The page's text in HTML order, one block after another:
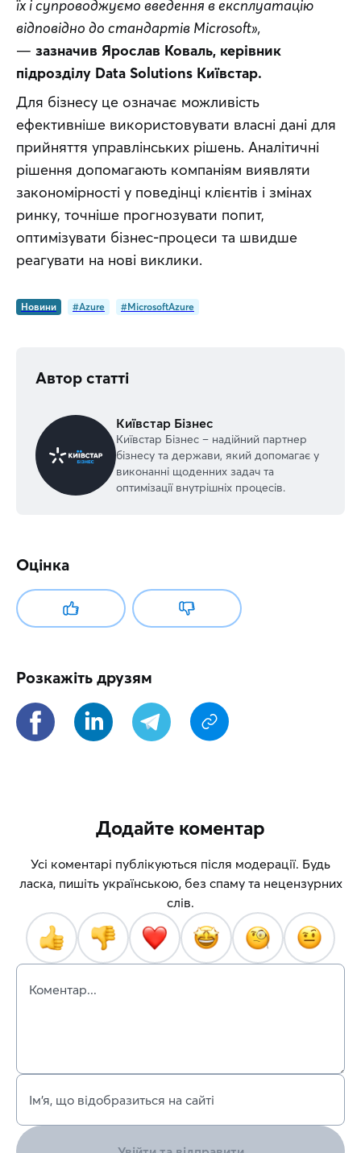
їх і супроводжуємо введення в експлуатацію
відповідно до стандартів Microsoft»,
— зазначив Ярослав Коваль, керівник
підрозділу Data Solutions Київстар.
Для бізнесу це означає можливість
ефективніше використовувати власні дані для
прийняття управлінських рішень. Аналітичні
рішення допомагають компаніям виявляти
закономірності у поведінці клієнтів і змінах
ринку, точніше прогнозувати попит,
оптимізувати бізнес-процеси та швидше
реагувати на нові виклики.
Новини #Azure #MicrosoftAzure
Автор статті
Київстар Бізнес
Київстар Бізнес – надійний партнер
бізнесу та держави, який допомагає у
виконанні щоденних задач та
оптимізації внутрішніх процесів.
Оцінка
Розкажіть друзям
Додайте коментар
Усі коментарі публікуються після модерації. Будь
ласка, пишіть українською, без спаму та нецензурних
слів.
Коментар...
Ім’я, що відобразиться на сайті